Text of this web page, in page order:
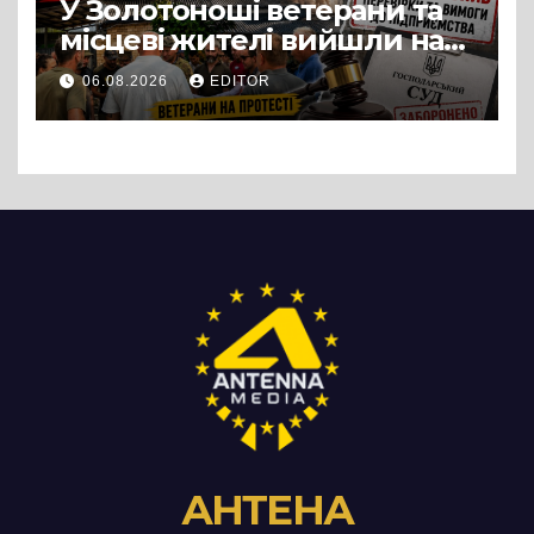
У Золотоноші ветерани та
місцеві жителі вийшли на
протест до стін
підприємства ТОВ «Омега
Три», що займається
06.08.2026 EDITOR
АНТЕНА